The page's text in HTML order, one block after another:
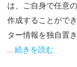
は、ご自身で任意
作成することがで
ター情報を独自置
… 続きを読む